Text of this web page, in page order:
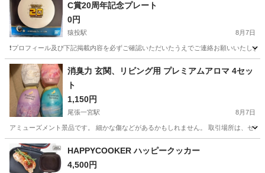
C賞20周年記念プレート
0円
猿投駅 8月7日
❗️プロフィール及び下記掲載内容を必ずご確認いただいたうえでご連絡お願いいたし
愛知 豊田市 猿投駅 食器 20t
消臭力 玄関、リビング用 プレミアムアロマ 4セッ
ト
1,150円
尾張一宮駅 8月7日
アミューズメント景品です。 細かな傷などがあるかもしれません。 取引場所は、セ
愛知 一宮市 芳香剤、消臭剤
HAPPYCOOKER ハッピークッカー
4,500円